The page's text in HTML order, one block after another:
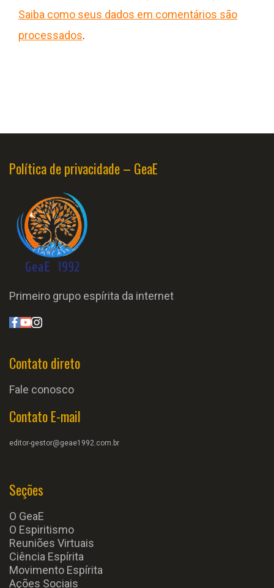
Saiba como seus dados em comentários são
processados.
Política de privacidade – GeaE
Primeiro grupo espírita da internet
Contato direto
Fale conosco
Contato E-mail
editor-gestor@geae1992.com.br
Seções
O GeaE
O Espiritismo
Reuniões Virtuais
Ciência Espírita
Movimento Espírita
Ações Sociais